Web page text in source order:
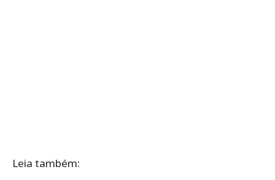
Leia também: